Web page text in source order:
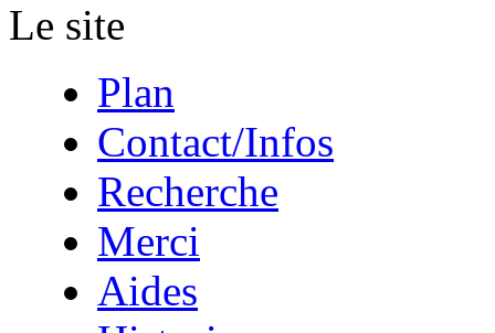
Le site
Plan
Contact/Infos
Recherche
Merci
Aides